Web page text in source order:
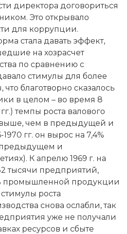
директора договориться
Это открывало
для коррупции.
стала давать эффект,
на хозрасчет
по сравнению с
стимулы для более
благотворно сказалось
в целом – во время 8
темпы роста валового
выше, чем в предыдущей и
гг. он вырос на 7,4%
предыдущем и
К апрелю 1969 г. на
тысячи предприятий,
промышленной продукции
роста
снова ослабли, так
уже не получали
ресурсов и сбыте